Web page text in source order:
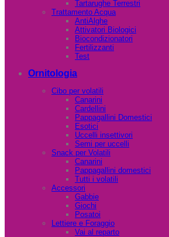
Tartarughe Terrestri
Trattamento Acqua
AntiAlghe
Attivatori Biologici
Biocondizionatori
Fertilizzanti
Test
Ornitologia
Cibo per volatili
Canarini
Cardellini
Pappagallini Domestici
Esotici
Uccelli insettivori
Semi per uccelli
Snack per Volatili
Canarini
Pappagallini domestici
Tutti i volatili
Accessori
Gabbie
Giochi
Posatoi
Lettiere e Foraggio
Vai al reparto